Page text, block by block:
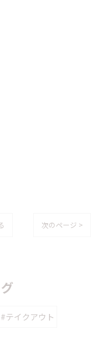
次のページ >
#テイクアウト